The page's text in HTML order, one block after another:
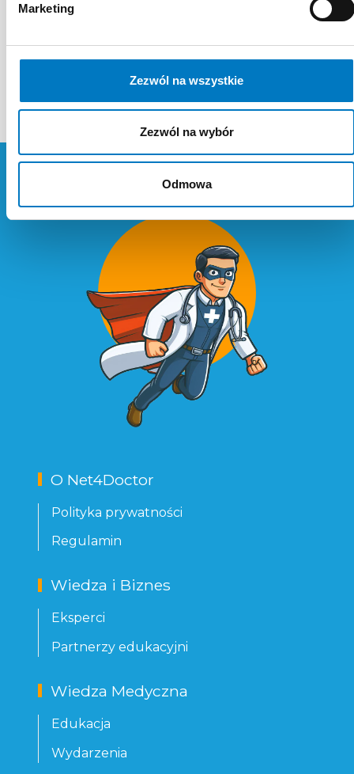
Marketing
Zezwól na wszystkie
Zezwól na wybór
Odmowa
Medicine International) oraz
metody McKenzie.
O Net4Doctor
Polityka prywatności
Regulamin
Wiedza i Biznes
Eksperci
Partnerzy edukacyjni
Wiedza Medyczna
Edukacja
Wydarzenia